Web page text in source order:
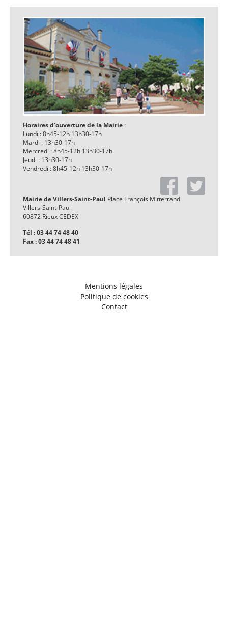
Horaires d'ouverture de la Mairie :
Lundi : 8h45-12h 13h30-17h
Mardi : 13h30-17h
Mercredi : 8h45-12h 13h30-17h
Jeudi : 13h30-17h
Vendredi : 8h45-12h 13h30-17h
Mairie de Villers-Saint-Paul Place François Mitterrand
Villers-Saint-Paul
60872 Rieux CEDEX
Tél : 03 44 74 48 40
Fax : 03 44 74 48 41
Mentions légales
Politique de cookies
Contact